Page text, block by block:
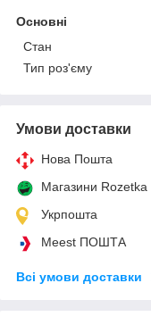
Основні
Стан
Тип роз'єму
Умови доставки
Нова Пошта
Магазини Rozetka
Укрпошта
Meest ПОШТА
Всі умови доставки